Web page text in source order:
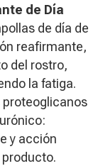
de Día
de día de
reafirmante,
del rostro,
la fatiga.
proteoglicanos
y acción